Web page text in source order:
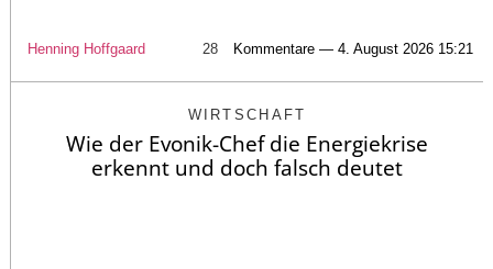
Henning Hoffgaard 28 Kommentare — 4. August 2026 15:21
WIRTSCHAFT
Wie der Evonik-Chef die Energiekrise
erkennt und doch falsch deutet